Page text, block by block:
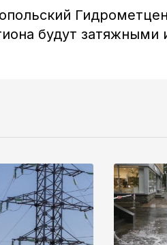
будут затяжными